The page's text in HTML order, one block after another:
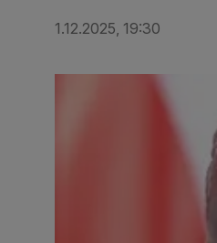
1.12.2025, 19:30